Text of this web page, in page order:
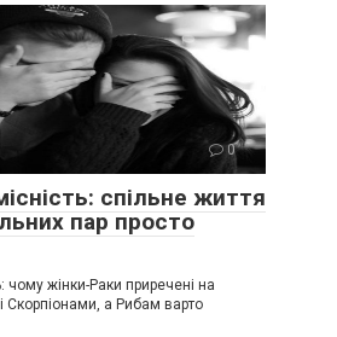
0
спільне життя
пар просто
чому жінки-Рaки приречені на
Скорпіонами, а Рибам варто